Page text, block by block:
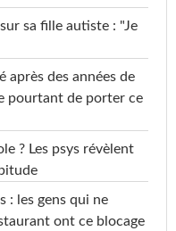
sa fille autiste : "Je
après des années de
pourtant de porter ce
? Les psys révèlent
: les gens qui ne
ont ce blocage